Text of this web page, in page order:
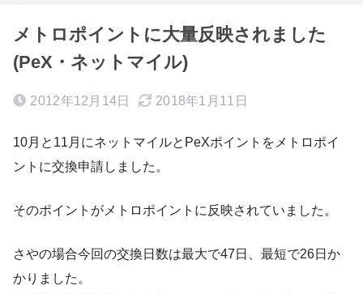
メトロポイントに大量反映されました
(PeX・ネットマイル)
2012年12月14日 2018年1月11日
10月と11月にネットマイルとPeXポイントをメトロポイ
ントに交換申請しました。
そのポイントがメトロポイントに反映されていました。
さやの場合今回の交換日数は最大で47日、最短で26日か
かりました。